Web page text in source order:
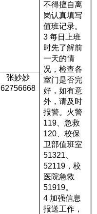
不得擅自离
岗认真填写
值班记录。
3 每日上班
时先了解前
一天的情
况，检查各
室门是否完
好，如有意
外，请及时
报警。火警
119、急救
120、校保
卫部值班室
51321
52119，校
医院急救
51919。
4 加强信息
报送工作，
张妙妙
62756668